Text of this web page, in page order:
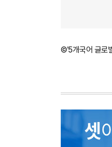
©'5개국어 글로